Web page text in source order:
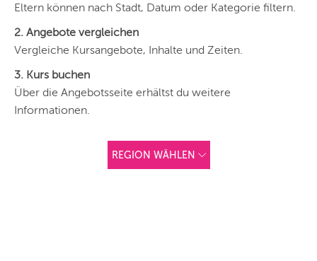
Eltern können nach Stadt, Datum oder Kategorie filtern.
2. Angebote vergleichen
Vergleiche Kursangebote, Inhalte und Zeiten.
3. Kurs buchen
Über die Angebotsseite erhältst du weitere
Informationen.
REGION WÄHLEN